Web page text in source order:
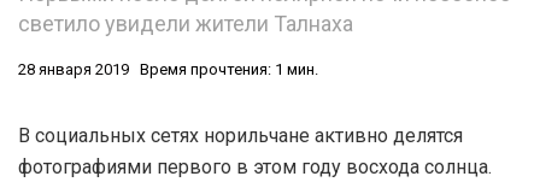
светило увидели жители Талнаха
28 января 2019 Время прочтения: 1 мин.
В социальных сетях норильчане активно делятся
фотографиями первого в этом году восхода солнца.